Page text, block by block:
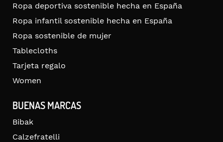
Ropa deportiva sostenible hecha en España
Ropa infantil sostenible hecha en España
Ropa sostenible de mujer
Tablecloths
Tarjeta regalo
Women
BUENAS MARCAS
Bibak
Calzefratelli